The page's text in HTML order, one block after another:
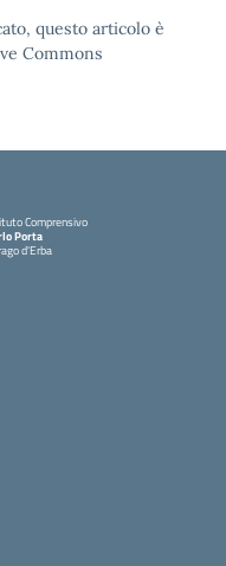
questo articolo è
Commons
Comprensivo
Porta
d'Erba
la pagina iniziale della scuola